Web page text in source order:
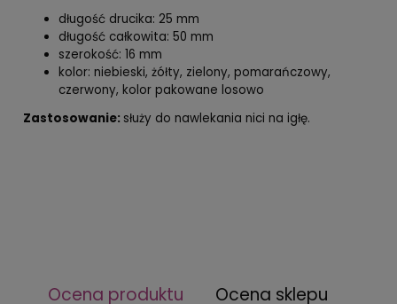
długość drucika: 25 mm
długość całkowita: 50 mm
szerokość: 16 mm
kolor: niebieski, żółty, zielony, pomarańczowy,
czerwony, kolor pakowane losowo
Zastosowanie: służy do nawlekania nici na igłę.
Ocena produktu Ocena sklepu